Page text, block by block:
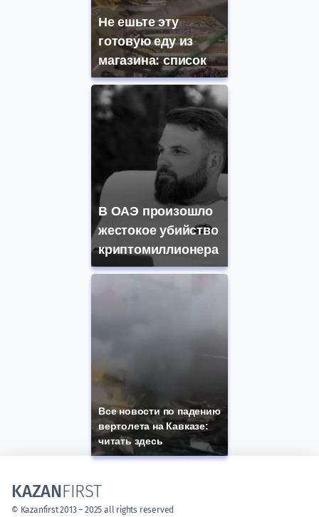
Не ешьте эту
готовую еду из
магазина: список
В ОАЭ произошло
жестокое убийство
криптомиллионера
Все новости по падению
вертолета на Кавказе:
читать здесь
KAZANFIRST
© Kazanfirst 2013 – 2025 all rights reserved